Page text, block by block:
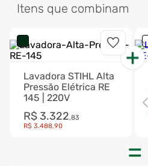
Itens que combinam
Lavadora STIHL Alta
Pressão Elétrica RE
145 | 220V
R$ 3.322,83
R$ 3.488,90